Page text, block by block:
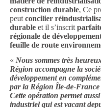
construction durable, Ce
peut concilier
durable et il s’inscrit
régionale de
feuille de route
« Nous sommes très
Région accompagne la
développement en
par la Région Île-de-
Cette opération permet
industriel qui est vacant